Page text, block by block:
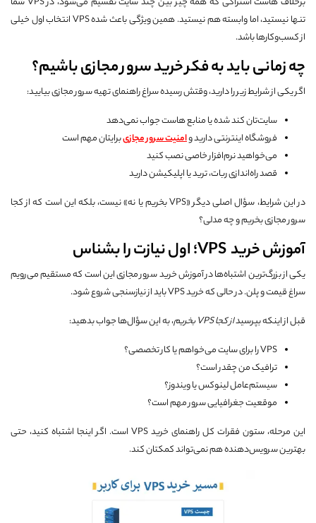
تنها نیستید، اما وابسته هم نیستید. همین ویژگی باعث شده VPS انتخاب اول خیلی
از کسب‌وکارها باشد.
چه زمانی باید به فکر خرید سرور مجازی باشیم؟
اگر یکی از شرایط زیر را دارید، وقتش رسیده سراغ راهنمای تهیه سرور مجازی بیایید:
سایت‌تان کند شده یا منابع هاست جواب نمی‌دهد
فروشگاه اینترنتی دارید وامنیت سرور مجازیبرایتان مهم است
می‌خواهید نرم‌افزار خاصی نصب کنید
قصد راه‌اندازی ربات، ترید یا اپلیکیشن دارید
در این شرایط، سؤال اصلی دیگر «VPS بخریم یا نه» نیست، بلکه این است که از کجا
سرور مجازی بخریم و چه مدلی؟
آموزش خرید VPS؛ اول نیازت را بشناس
یکی از بزرگ‌ترین اشتباه‌ها در آموزش خرید سرور مجازی این است که مستقیم می‌رویم
سراغ قیمت و پلن. در حالی که خرید VPS باید از نیازسنجی شروع شود.
قبل از اینکه بپرسیداز کجاVPS بخریم، به این سؤال‌ها جواب بدهید:
VPS را برای سایت می‌خواهم یا کار تخصصی؟
ترافیک من چقدر است؟
سیستم‌عامل لینوکس یا ویندوز؟
موقعیت جغرافیایی سرور مهم است؟
این مرحله، ستون فقرات کل راهنمای خرید VPS است. اگر اینجا اشتباه کنید، حتی
بهترین سرویس‌دهنده هم نمی‌تواند کمکتان کند.